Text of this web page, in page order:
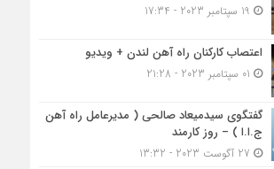
اعتصاب کارکنان راه آهن لندن + ویدیو
گفتگوی سیدمیعاد صالحی ( مدیرعامل راه آهن
ج.ا.ا ) – روز کارمند